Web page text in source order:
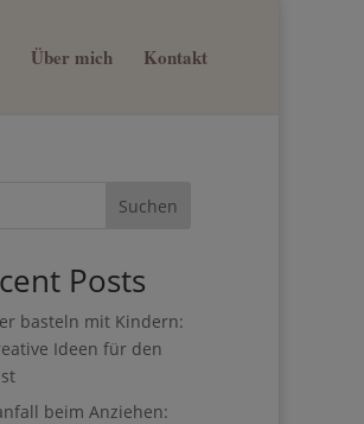
Über mich Kontakt
Suchen
Posts
basteln mit Kindern:
Ideen für den
beim Anziehen: